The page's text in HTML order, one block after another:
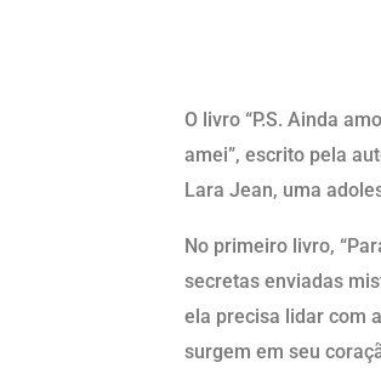
O livro “P.S. Ainda
amei”, escrito pela
Lara Jean, uma
No primeiro livro,
secretas enviadas
ela precisa lidar com
surgem em seu